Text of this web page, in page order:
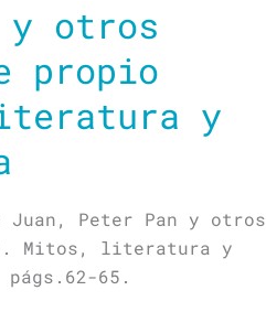
y otros
propio
y
Juan, Peter Pan y otros
Mitos, literatura y
65.